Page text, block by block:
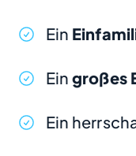
Ein
Ein großes
Ein